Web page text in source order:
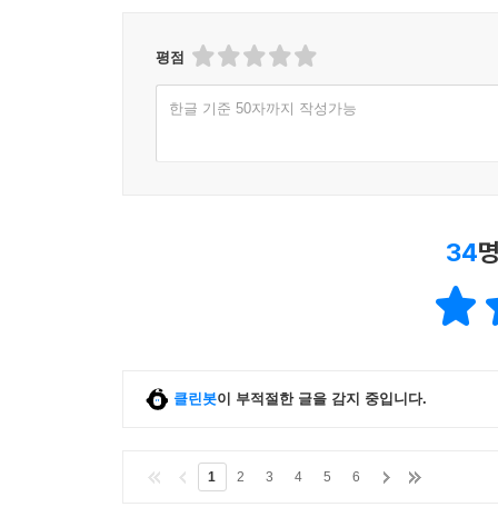
평점
한글 기준 50자까지 작성가능
34
클린봇이 부적절한 글을 감지 중입니다.
1 2 3 4 5 6